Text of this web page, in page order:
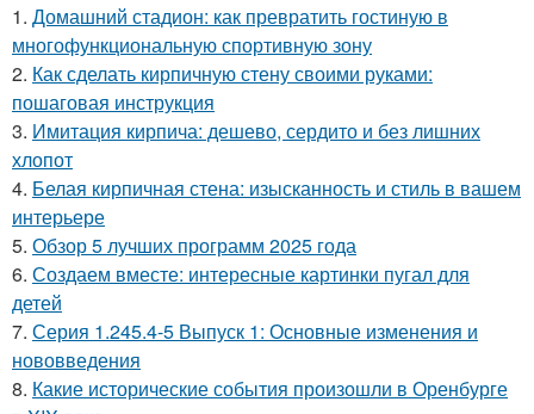
1. Домашний стадион: как превратить гостиную в
многофункциональную спортивную зону
2. Как сделать кирпичную стену своими руками:
пошаговая инструкция
3. Имитация кирпича: дешево, сердито и без лишних
хлопот
4. Белая кирпичная стена: изысканность и стиль в вашем
интерьере
5. Обзор 5 лучших программ 2025 года
6. Создаем вместе: интересные картинки пугал для
детей
7. Серия 1.245.4-5 Выпуск 1: Основные изменения и
нововведения
8. Какие исторические события произошли в Оренбурге